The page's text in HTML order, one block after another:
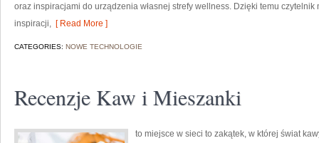
oraz inspiracjami do urządzenia własnej strefy wellness. Dzięki temu
inspiracji, [ Read More ]
CATEGORIES: NOWE TECHNOLOGIE
Recenzje Kaw i Mieszanki
to miejsce w sieci to zakątek, w której świat